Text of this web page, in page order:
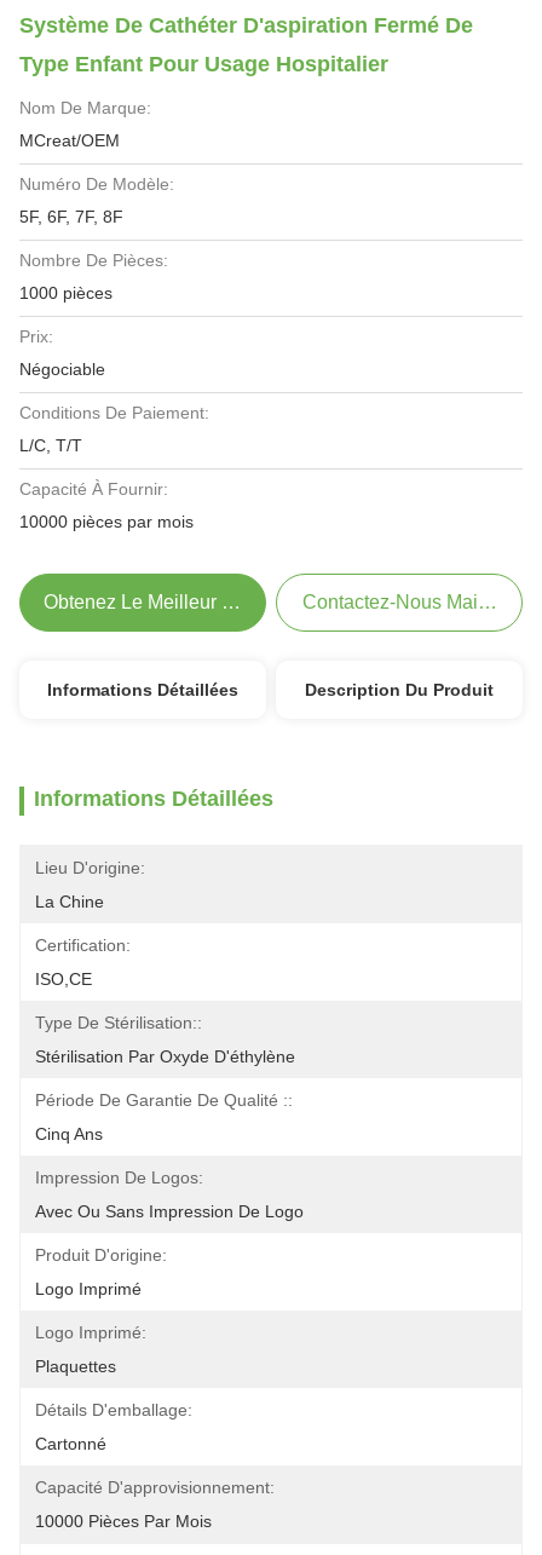
Système De Cathéter D'aspiration Fermé De
Type Enfant Pour Usage Hospitalier
Nom De Marque:
MCreat/OEM
Numéro De Modèle:
5F, 6F, 7F, 8F
Nombre De Pièces:
1000 pièces
Prix:
Négociable
Conditions De Paiement:
L/C, T/T
Capacité À Fournir:
10000 pièces par mois
Obtenez Le Meilleur Prix Contactez-Nous Maintenant
Informations Détaillées Description Du Produit
Informations Détaillées
Lieu D'origine:
La Chine
Certification:
ISO,CE
Type De Stérilisation::
Stérilisation Par Oxyde D'éthylène
Période De Garantie De Qualité ::
Cinq Ans
Impression De Logos:
Avec Ou Sans Impression De Logo
Produit D'origine:
Logo Imprimé
Logo Imprimé:
Plaquettes
Détails D'emballage:
Cartonné
Capacité D'approvisionnement:
10000 Pièces Par Mois